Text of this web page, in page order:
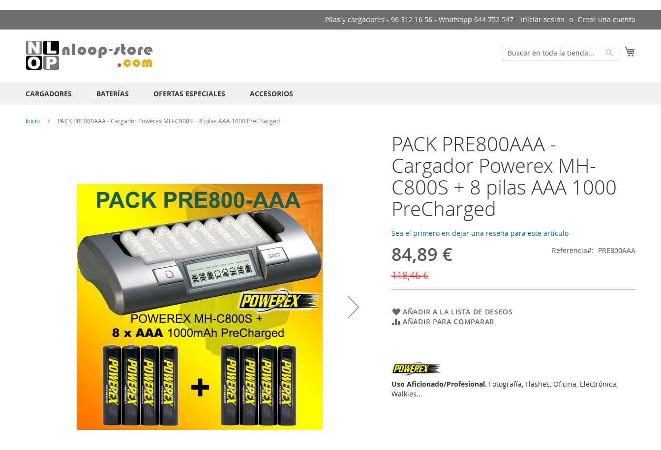
al
contenido
Pilas y cargadores - 96 312 16 56 - Whatsapp 644 752 547 Iniciar sesión Crear una cuenta
Buscar
CARGADORES BATERÍAS OFERTAS ESPECIALES ACCESORIOS
Inicio PACK PRE800AAA - Cargador Powerex MH-C800S + 8 pilas AAA 1000 PreCharged
PACK PRE800AAA -
Cargador Powerex MH-
C800S + 8 pilas AAA 1000
PreCharged
Sea el primero en dejar una reseña para este artículo
Precio
especial
84,89 €
118,46 €
Referencia PRE800AAA
AÑADIR A LA LISTA DE DESEOS
AÑADIR PARA COMPARAR
Uso Aficionado/Profesional. Fotografía, Flashes, Oficina, Electrónica,
Walkies...